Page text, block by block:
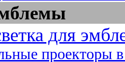
для
проекторы